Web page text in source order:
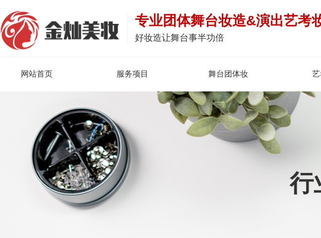
专业团体舞台妆造&演出艺考
好妆造让舞台事半功倍
网站首页 服务项目 舞台团体妆
行